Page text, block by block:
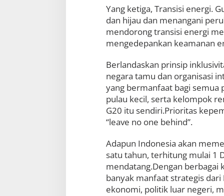
Yang ketiga, Transisi energi.
dan hijau dan menangani
mendorong transisi energi
mengedepankan keamanan
Berlandaskan prinsip
negara tamu dan organisasi
yang bermanfaat bagi semua
pulau kecil, serta kelompok
G20 itu sendiri.Prioritas
“leave no one behind”.
Adapun Indonesia akan
satu tahun, terhitung mulai 1
mendatang.Dengan
banyak manfaat strategis
ekonomi, politik luar negeri,